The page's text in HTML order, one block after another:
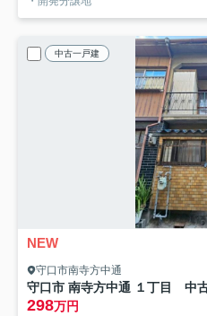
中古一戸建
NEW
守口市南寺方中通
守口市 南寺方中通 １丁目 中
298万円